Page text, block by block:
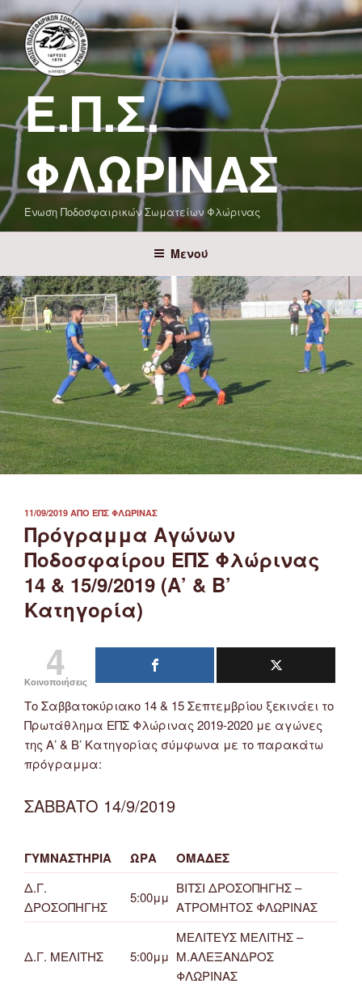
Μετάβαση
στο
περιεχόμενο
Ε.Π.Σ.
ΦΛΏΡΙΝΑΣ
Ένωση Ποδοσφαιρικών Σωματείων Φλώρινας
Μενού
ΔΗΜΟΣΙΕΎΤΗΚΕ
ΣΤΙΣ
11/09/2019 ΑΠΌ ΕΠΣ ΦΛΏΡΙΝΑΣ
Πρόγραμμα Αγώνων
Ποδοσφαίρου ΕΠΣ Φλώρινας
14 & 15/9/2019 (Α’ & Β’
Κατηγορία)
4
Κοινοποιήσεις
Το Σαββατοκύριακο 14 & 15 Σεπτεμβρίου ξεκινάει το
Πρωτάθλημα ΕΠΣ Φλώρινας 2019-2020 με αγώνες
της Α’ & Β’ Κατηγορίας σύμφωνα με το παρακάτω
πρόγραμμα:
ΣΑΒΒΑΤΟ 14/9/2019
ΓΥΜΝΑΣΤΗΡΙΑ ΩΡΑ ΟΜΑΔΕΣ
Δ.Γ.
ΔΡΟΣΟΠΗΓΗΣ
5:00μμ
ΒΙΤΣΙ ΔΡΟΣΟΠΗΓΗΣ –
ΑΤΡΟΜΗΤΟΣ ΦΛΩΡΙΝΑΣ
Δ.Γ. ΜΕΛΙΤΗΣ 5:00μμ
ΜΕΛΙΤΕΥΣ ΜΕΛΙΤΗΣ –
Μ.ΑΛΕΞΑΝΔΡΟΣ
ΦΛΩΡΙΝΑΣ